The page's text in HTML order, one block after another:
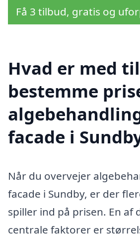
Få 3 tilbud, gratis og
Hvad er med
bestemme
facade i
Når du overvejer
facade i Sundby, er der
spiller ind på prisen. En af
centrale faktorer er